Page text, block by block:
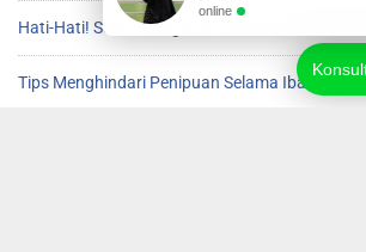
Hati-Hati! Scam Mengincar Jamaah Umroh
Tips Menghindari Penipuan Selama Ibadah
online